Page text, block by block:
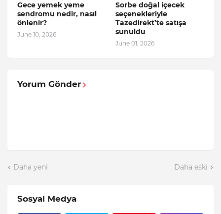
Gece yemek yeme
sendromu nedir, nasıl
önlenir?
June 10, 2026
Sorbe doğal içecek
seçenekleriyle
Tazedirekt’te satışa
sunuldu
June 01, 2026
Yorum Gönder
Daha yeni Daha eski
Sosyal Medya